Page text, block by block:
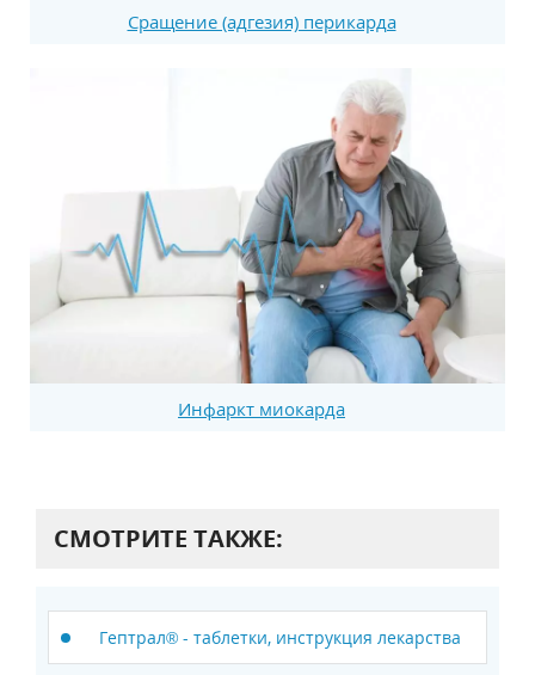
Сращение (адгезия) перикарда
Инфаркт миокарда
СМОТРИТЕ ТАКЖЕ:
Гептрал® - таблетки, инструкция лекарства